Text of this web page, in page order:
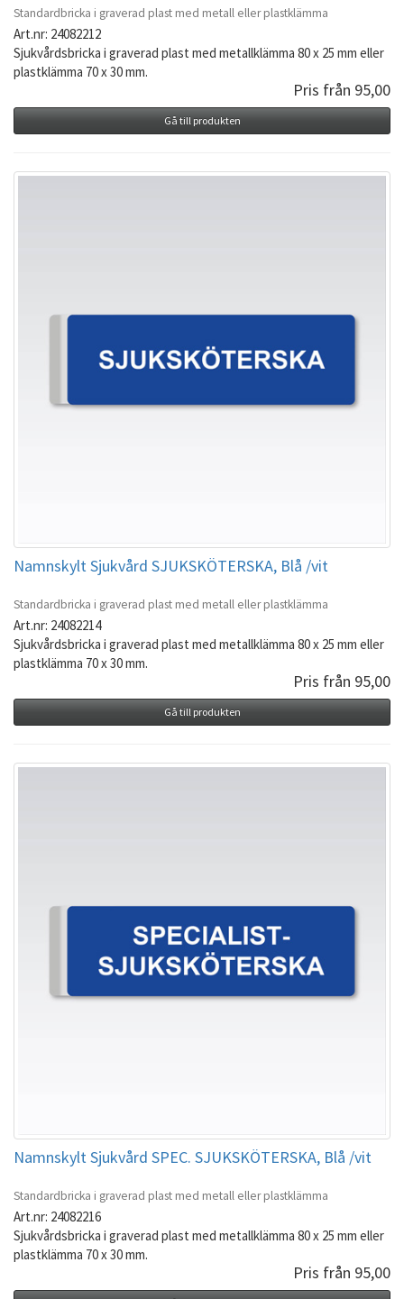
Standardbricka i graverad plast med metall eller plastklämma
Art.nr: 24082212
Sjukvårdsbricka i graverad plast med metallklämma 80 x 25 mm eller
plastklämma 70 x 30 mm.
Pris från 95,00
Gå till produkten
Namnskylt Sjukvård SJUKSKÖTERSKA, Blå /vit
Standardbricka i graverad plast med metall eller plastklämma
Art.nr: 24082214
Sjukvårdsbricka i graverad plast med metallklämma 80 x 25 mm eller
plastklämma 70 x 30 mm.
Pris från 95,00
Gå till produkten
Namnskylt Sjukvård SPEC. SJUKSKÖTERSKA, Blå /vit
Standardbricka i graverad plast med metall eller plastklämma
Art.nr: 24082216
Sjukvårdsbricka i graverad plast med metallklämma 80 x 25 mm eller
plastklämma 70 x 30 mm.
Pris från 95,00